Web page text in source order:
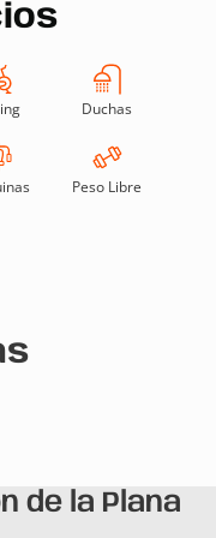
Duchas
Peso Libre
de la Plana